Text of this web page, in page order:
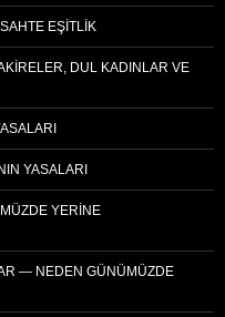
EŞITLIK
DUL KADINLAR VE
YASALARI
YERINE
— NEDEN GÜNÜMÜZDE